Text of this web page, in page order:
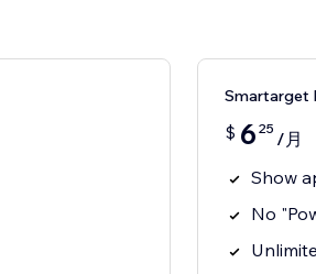
Smartarget
$ 6 25 /月
Show
No